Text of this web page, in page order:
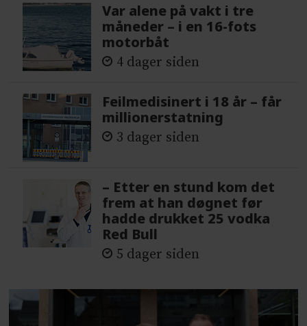
Var alene på vakt i tre
måneder – i en 16-fots
motorbåt
4 dager siden
Feilmedisinert i 18 år – får
millionerstatning
3 dager siden
– Etter en stund kom det
frem at han døgnet før
hadde drukket 25 vodka
Red Bull
5 dager siden